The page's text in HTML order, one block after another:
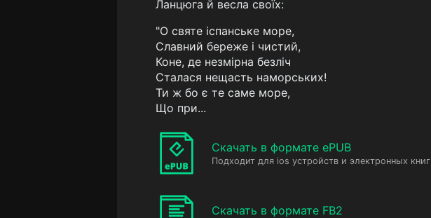
Ланцюга й весла своїх:
"О святе іспанське море,
Славний береже і чистий,
Коне, де незмірна безліч
Сталася нещасть наморських!
Ти ж бо є те саме море,
Що при...
Скачать в формате ePUB
Подходит для ios устройств и электронных книг
Скачать в формате FB2